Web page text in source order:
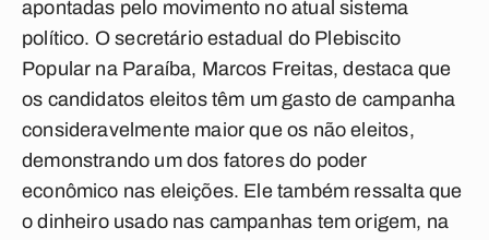
apontadas pelo movimento no atual sistema
político. O secretário estadual do Plebiscito
Popular na Paraíba, Marcos Freitas, destaca que
os candidatos eleitos têm um gasto de campanha
consideravelmente maior que os não eleitos,
demonstrando um dos fatores do poder
econômico nas eleições. Ele também ressalta que
o dinheiro usado nas campanhas tem origem, na